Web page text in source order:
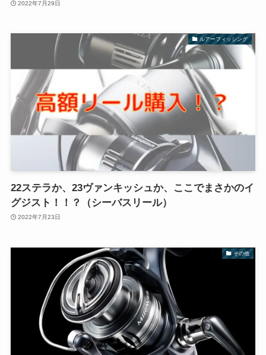
2022年7月29日
ルアーフィッシング
22ステラか、23ヴァンキッシュか、ここでまさかのイ
グジスト！！？（シーバスリール）
2022年7月23日
その他